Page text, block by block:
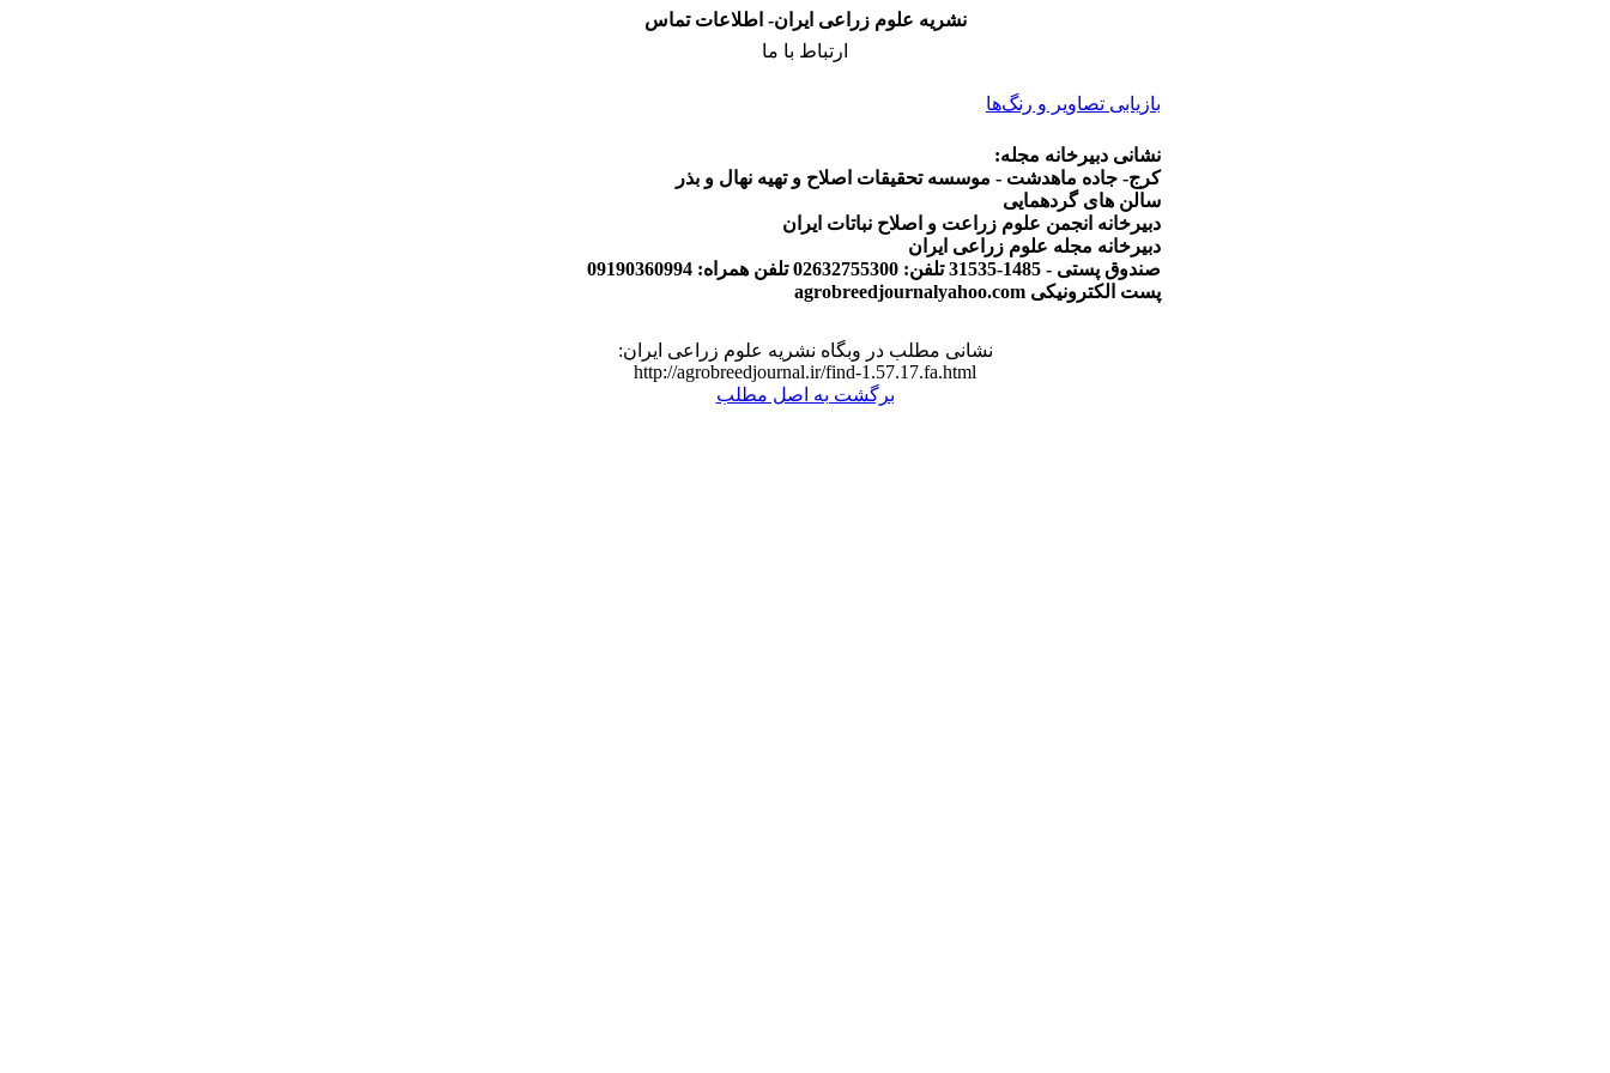
نشریه علوم زراعی ایران- اطلاعات تماس
ارتباط با ما
بازیابی تصاویر و رنگ‌ها
نشانی دبیرخانه مجله:
کرج- جاده ماهدشت - موسسه تحقیقات اصلاح و تهیه نهال و بذر
سالن های گردهمایی
دبیرخانه انجمن علوم زراعت و اصلاح نباتات ایران
دبیرخانه مجله علوم زراعی ایران
صندوق پستی - 1485-31535 تلفن: 02632755300 تلفن همراه: 09190360994
پست الکترونیکی agrobreedjournalyahoo.com
نشانی مطلب در وبگاه نشریه علوم زراعی ایران:
http://agrobreedjournal.ir/find-1.57.17.fa.html
برگشت به اصل مطلب